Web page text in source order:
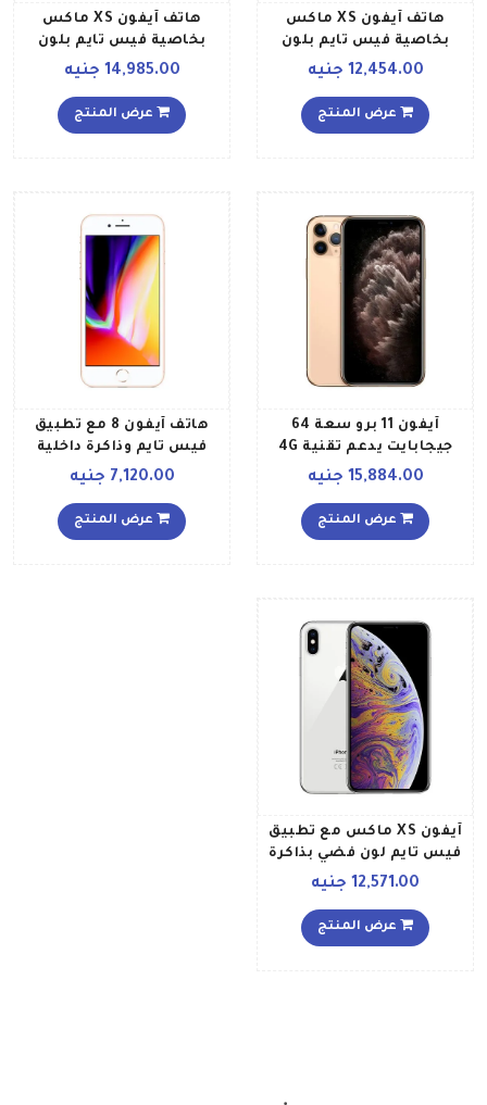
هاتف آيفون XS ماكس
بخاصية فيس تايم بلون
الجيل الرابع LTE
12,454.00 جنيه
عرض المنتج
هاتف آيفون XS ماكس
بخاصية فيس تايم بلون
الجيل الرابع LTE
14,985.00 جنيه
عرض المنتج
آيفون 11 برو سعة 64
جيجابايت يدعم تقنية 4G
LTE و فايس تايم، ذهبي
15,884.00 جنيه
عرض المنتج
هاتف آيفون 8 مع تطبيق
فيس تايم وذاكرة داخلية
سعة 64 جيجابايت ويدعم
7,120.00 جنيه
عرض المنتج
آيفون XS ماكس مع تطبيق
فيس تايم لون فضي بذاكرة
سعة 64 جيجابايت يدعم
دولية
12,571.00 جنيه
عرض المنتج